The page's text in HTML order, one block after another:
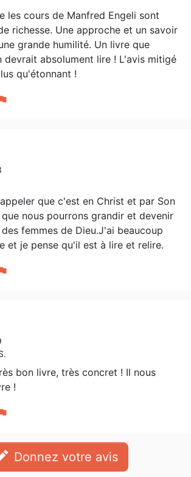
les cours de Manfred Engeli sont
richesse. Une approche et un savoir
grande humilité. Un livre que
devrait absolument lire ! L'avis mitigé
qu'étonnant !
que c'est en Christ et par Son
nous pourrons grandir et devenir
femmes de Dieu.J'ai beaucoup
et je pense qu'il est à lire et relire.
bon livre, très concret ! Il nous
!
Donnez votre avis